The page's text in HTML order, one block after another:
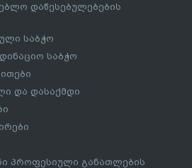
დაწესებულებების
საბჭო
საბჭო
და დასაქმდი
პროფესიული განათლების